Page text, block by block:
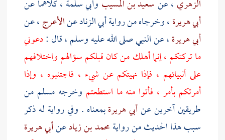
الزهري ، عنسعيد بن المسيب وأبي سلمة ، كلاهما عن
أبي هريرة، وخرجاه من روايةأبي الزنادعنالأعرج، عن
أبي هريرة، عن النبي صلى الله عليه وسلم ، قال :دعوني
ما تركتكم ، إنما أهلك من كان قبلكم سؤالهم واختلافهم
على أنبيائهم ، فإذا نهيتكم عن شيء ، فاجتنبوه ، وإذا
أمرتكم بأمر ، فأتوا منه ما استطعتم وخرجه مسلم من
طريقين آخرين عنأبي هريرةبمعناه . وفي رواية له ذكر
سبب هذا الحديث من روايةمحمد بن زيادعنأبي هريرة